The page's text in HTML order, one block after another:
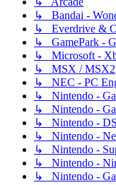
↳ Bandai -
↳ Everdrive &
↳ GamePark -
↳ Microsoft -
↳ MSX / MSX2
↳ NEC - PC
↳ Nintendo -
↳ Nintendo -
↳ Nintendo -
↳ Nintendo -
↳ Nintendo -
↳ Nintendo -
↳ Nintendo -